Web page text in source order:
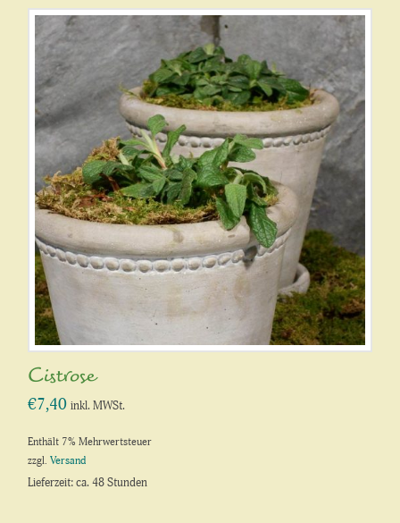
Cistrose
€7,40 inkl. MWSt.
Enthält 7% Mehrwertsteuer
zzgl.Versand
Lieferzeit: ca. 48 Stunden